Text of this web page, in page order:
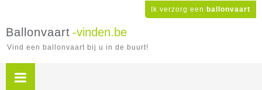
Ik verzorg een ballonvaart
Ballonvaart -vinden.be
Vind een ballonvaart bij u in de buurt!